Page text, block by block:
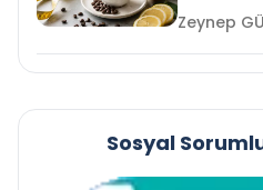
Sosyal